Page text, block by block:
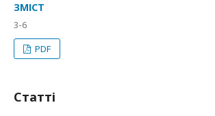
ЗМІСТ
3-6
PDF
Статті